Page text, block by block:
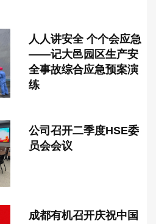
人人讲安全 个个会应急
——记大邑园区生产安
全事故综合应急预案演
练
公司召开二季度HSE委
员会会议
成都有机召开庆祝中国